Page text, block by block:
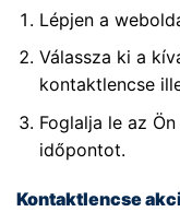
Lépjen a
Válassza ki a
kontaktlencse
Foglalja le az
időpontot.
Kontaktlencse